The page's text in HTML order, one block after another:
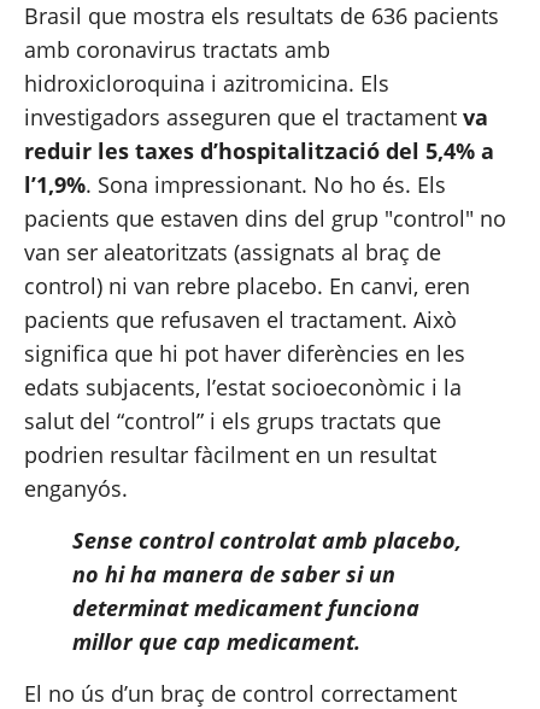
Brasil que mostra els resultats de 636 pacients
amb coronavirus tractats amb
hidroxicloroquina i azitromicina. Els
investigadors asseguren que el tractament va
reduir les taxes d’hospitalització del 5,4% a
l’1,9%. Sona impressionant. No ho és. Els
pacients que estaven dins del grup "control" no
van ser aleatoritzats (assignats al braç de
control) ni van rebre placebo. En canvi, eren
pacients que refusaven el tractament. Això
significa que hi pot haver diferències en les
edats subjacents, l’estat socioeconòmic i la
salut del “control” i els grups tractats que
podrien resultar fàcilment en un resultat
enganyós.
Sense control controlat amb placebo,
no hi ha manera de saber si un
determinat medicament funciona
millor que cap medicament.
El no ús d’un braç de control correctament